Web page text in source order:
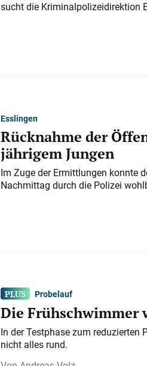
sucht die Kriminalpolizeidirektion
Esslingen
Rücknahme der
jährigem Jungen
Im Zuge der Ermittlungen konnte
Nachmittag durch die Polizei
Probelauf
Die Frühschwimmer
In der Testphase zum
nicht alles rund.